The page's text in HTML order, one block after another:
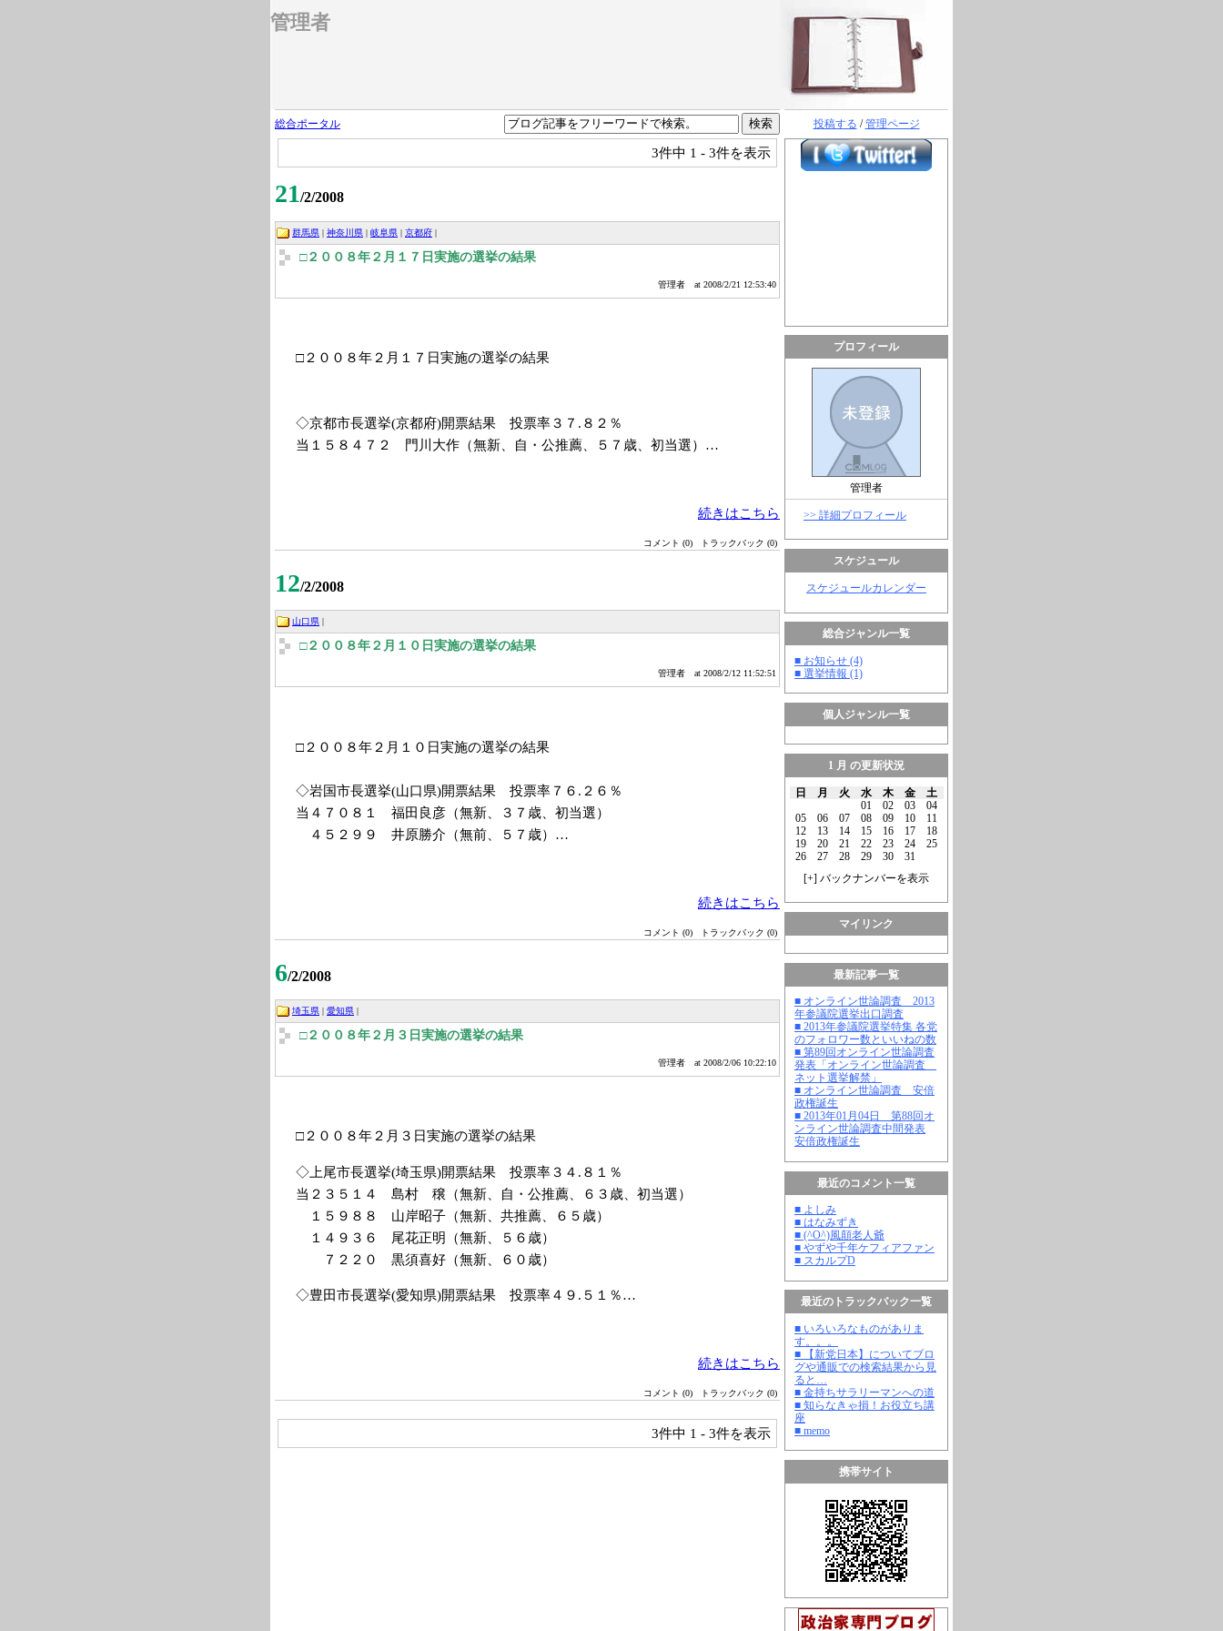
管理者
投稿する /管理ページ
プロフィール
管理者
>> 詳細プロフィール
スケジュール
スケジュールカレンダー
総合ジャンル一覧
■ お知らせ (4)
■ 選挙情報 (1)
個人ジャンル一覧
1 月 の更新状況
日 月 火 水 木 金
土
01
02 03
04
05
06 07 08 09 10
11
12
13 14 15 16 17
18
19
20 21 22 23 24
25
26
27 28 29 30
31
[+] バックナンバーを表示
マイリンク
最新記事一覧
■ オンライン世論調査 2013
年参議院選挙出口調査
■ 2013年参議院選挙特集 各党
のフォロワー数といいねの数
■ 第89回オンライン世論調査
発表「オンライン世論調査
ネット選挙解禁」
■ オンライン世論調査 安倍
政権誕生
■ 2013年01月04日 第88回オ
ンライン世論調査中間発表
安倍政権誕生
最近のコメント一覧
■ よしみ
■ はなみずき
■ (^O^)風顛老人爺
■ やずや千年ケフィアファン
■ スカルプD
最近のトラックバック一覧
■ いろいろなものがありま
す。。。
■ 【新党日本】についてブロ
グや通販での検索結果から見
ると…
■ 金持ちサラリーマンへの道
■ 知らなきゃ損！お役立ち講
座
■ memo
携帯サイト
総合ポータル
3件中 1 - 3件を表示
21/2/2008
群馬県 | 神奈川県 | 岐阜県 | 京都府 |
□２００８年２月１７日実施の選挙の結果
管理者 at 2008/2/21 12:53:40
□２００８年２月１７日実施の選挙の結果
◇京都市長選挙(京都府)開票結果 投票率３７.８２％
当１５８４７２ 門川大作（無新、自・公推薦、５７歳、初当選）…
続きはこちら
コメント (0) トラックバック (0)
12/2/2008
山口県
□２００８年２月１０日実施の選挙の結果
管理者 at 2008/2/12 11:52:51
□２００８年２月１０日実施の選挙の結果
◇岩国市長選挙(山口県)開票結果 投票率７６.２６％
当４７０８１ 福田良彦（無新、３７歳、初当選）
４５２９９ 井原勝介（無前、５７歳）…
続きはこちら
コメント (0) トラックバック (0)
6/2/2008
埼玉県 | 愛知県 |
□２００８年２月３日実施の選挙の結果
管理者 at 2008/2/06 10:22:10
□２００８年２月３日実施の選挙の結果
◇上尾市長選挙(埼玉県)開票結果 投票率３４.８１％
当２３５１４ 島村 穣（無新、自・公推薦、６３歳、初当選）
１５９８８ 山岸昭子（無新、共推薦、６５歳）
１４９３６ 尾花正明（無新、５６歳）
７２２０ 黒須喜好（無新、６０歳）
◇豊田市長選挙(愛知県)開票結果 投票率４９.５１％…
続きはこちら
コメント (0) トラックバック (0)
3件中 1 - 3件を表示